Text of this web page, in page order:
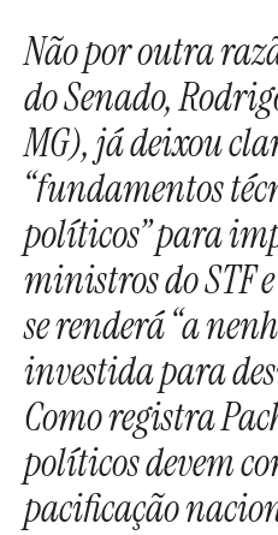
Não por outra
do Senado,
MG), já deixou
“fundamentos
políticos” para
ministros do STF
se renderá “a
investida para
Como registra
políticos devem
pacificação